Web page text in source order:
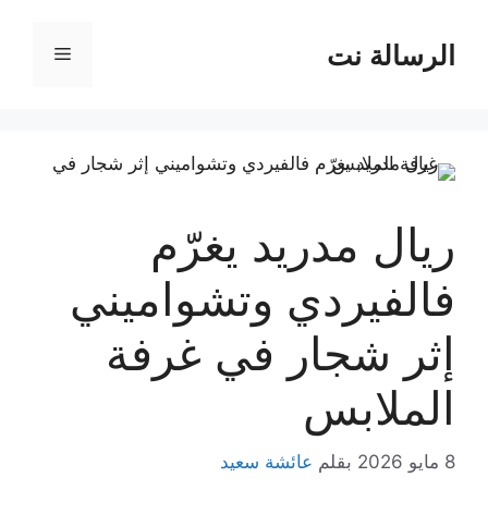
المحتوىالرسالة نت القائمة
ريال مدريد يغرّم
فالفيردي وتشواميني
إثر شجار في غرفة
الملابس
8 مايو 2026 بقلم عائشة سعيد